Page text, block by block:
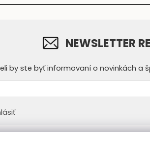
NEWSLETTER
by ste byť informovaní o novinkách a